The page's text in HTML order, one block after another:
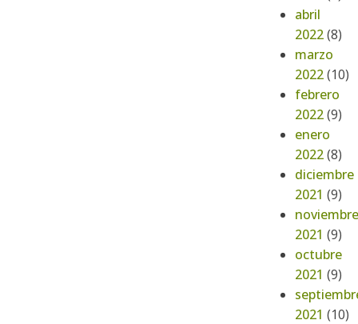
abril
2022(8)
marzo
2022(10)
febrero
2022(9)
enero
2022(8)
diciembre
2021 (9)
noviembre
2021 (9)
octubre
2021 (9)
2021 (10)